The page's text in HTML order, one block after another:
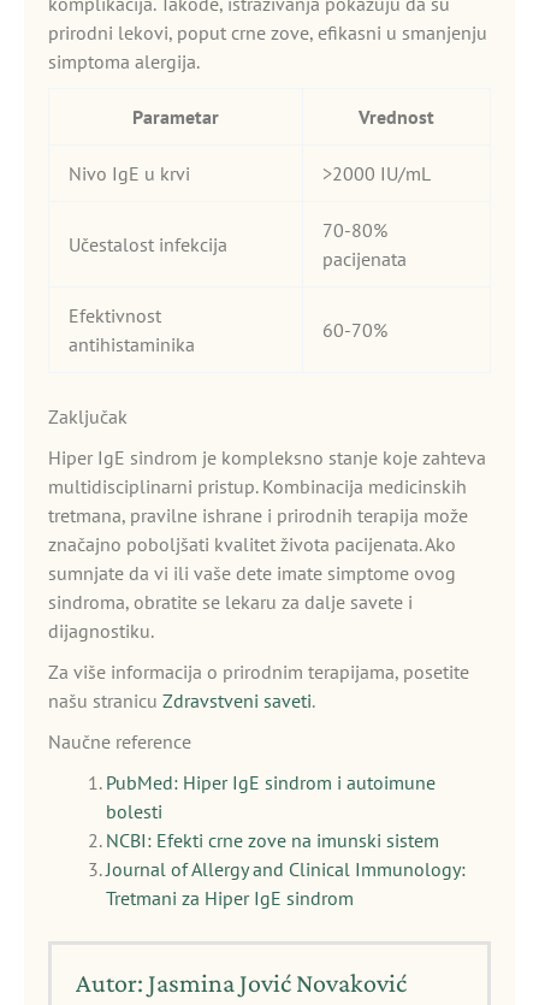
prirodni lekovi, poput crne zove, efikasni u smanjenju
simptoma alergija.
Parametar Vrednost
Nivo IgE u krvi >2000 IU/mL
Učestalost infekcija
70-80%
pacijenata
Efektivnost
antihistaminika
60-70%
Zaključak
Hiper IgE sindrom je kompleksno stanje koje zahteva
multidisciplinarni pristup. Kombinacija medicinskih
tretmana, pravilne ishrane i prirodnih terapija može
značajno poboljšati kvalitet života pacijenata. Ako
sumnjate da vi ili vaše dete imate simptome ovog
sindroma, obratite se lekaru za dalje savete i
dijagnostiku.
Za više informacija o prirodnim terapijama, posetite
našu stranicu Zdravstveni saveti.
Naučne reference
PubMed: Hiper IgE sindrom i autoimune
bolesti
NCBI: Efekti crne zove na imunski sistem
Journal of Allergy and Clinical Immunology:
Tretmani za Hiper IgE sindrom
Autor: Jasmina Jović Novaković